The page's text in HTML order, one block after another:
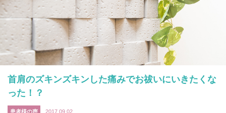
首肩のズキンズキンした痛みでお祓いにいきたくな
った！？
患者様の声 2017 09 02